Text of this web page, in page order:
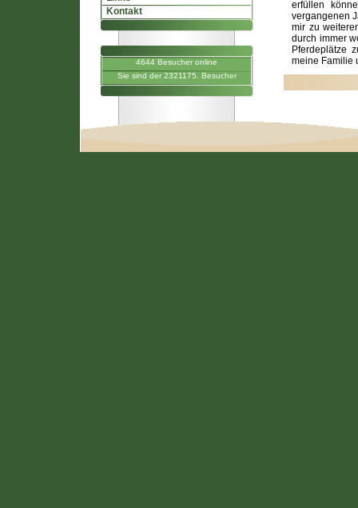
Kontakt
4644 Besucher online
Sie sind der 2321175. Besucher
erfüllen
vergangenen
mir zu
durch immer
Pferdeplätze
meine Familie